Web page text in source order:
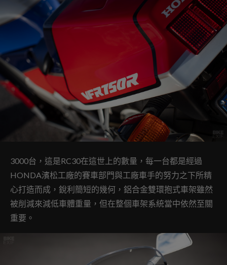
3000台，這是RC30在這世上的數量，每一台都是經過
HONDA濱松工廠的賽車部門與工廠車手的努力之下所精
心打造而成，銳利簡短的幾何，鋁合金雙環抱式車架雖然
被削減來減低車體重量，但在整個車架系統當中依然至關
重要。